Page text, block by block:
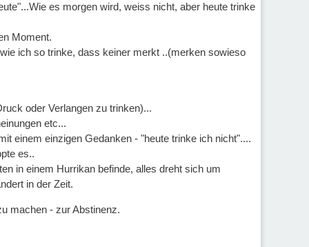
es morgen wird, weiss nicht, aber heute trinke
Moment.
ich so trinke, dass keiner merkt ..(merken sowieso
oder Verlangen zu trinken)...
etc...
einem einzigen Gedanken - "heute trinke ich nicht"....
es..
in einem Hurrikan befinde, alles dreht sich um
in der Zeit.
machen - zur Abstinenz.